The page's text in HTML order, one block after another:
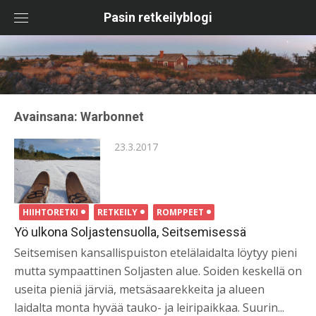
content
Pasin retkeilyblogi
Avainsana: Warbonnet
Posted
23.3.2017
HIIHTORETKI RETKEILY ROMPPEET
Yö ulkona Soljastensuolla, Seitsemisessä
Seitsemisen kansallispuiston etelälaidalta löytyy pieni
mutta sympaattinen Soljasten alue. Soiden keskellä on
useita pieniä järviä, metsäsaarekkeita ja alueen
laidalta monta hyvää tauko- ja leiripaikkaa. Suurin...